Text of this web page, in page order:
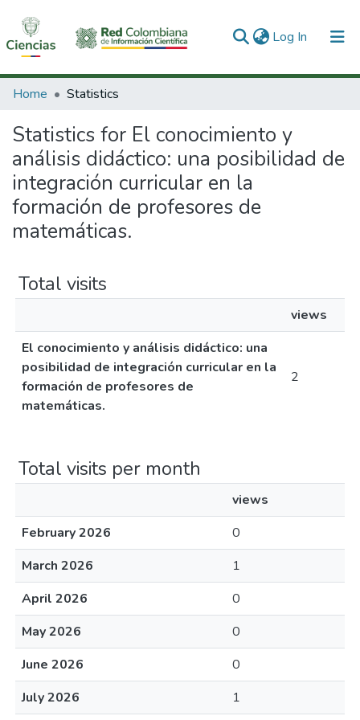
Log In (current)
Communities & Collections
All of DSpace
Home Statistics
Statistics for El conocimiento y
análisis didáctico: una posibilidad de
integración curricular en la
formación de profesores de
matemáticas.
Total visits
views
El conocimiento y análisis didáctico: una
posibilidad de integración curricular en la
formación de profesores de
matemáticas.
2
Total visits per month
views
February 2026
0
March 2026
1
April 2026
0
May 2026
0
June 2026
0
July 2026
1